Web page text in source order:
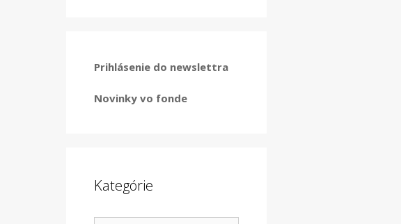
Prihlásenie do newslettra
Novinky vo fonde
Kategórie